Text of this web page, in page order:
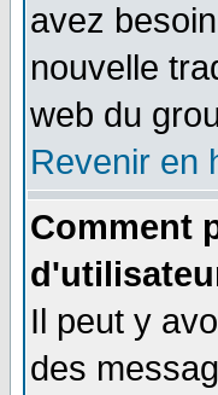
avez
nouvelle
web du
Revenir en
Comment
Il peut y
des